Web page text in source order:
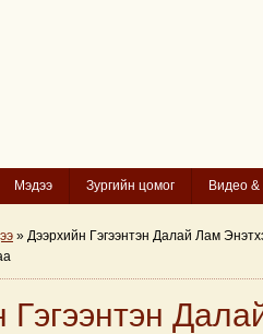
Мэдээ Зургийн цомог Видео
» Дээрхийн Гэгээнтэн Далай Лам
Гэгээнтэн